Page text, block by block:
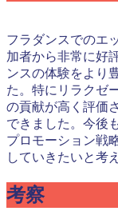
フラダンスでのエ
加者から非常に好
ンスの体験をより
た。特にリラクゼ
の貢献が高く評価
できました。今後
プロモーション戦
していきたいと考
考察